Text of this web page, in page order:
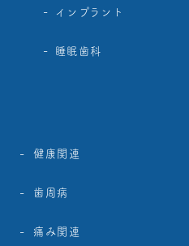
インプラント
睡眠歯科
健康関連
歯周病
痛み関連